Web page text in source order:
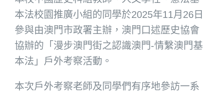
本法校園推廣小組的同學於2025年11月26日
參與由澳門市政署主辦，澳門口述歷史協會
協辦的「漫步澳門街之認識澳門-情繫澳門基
本法」戶外考察活動。
本次戶外考察老師及同學們有序地參訪一系